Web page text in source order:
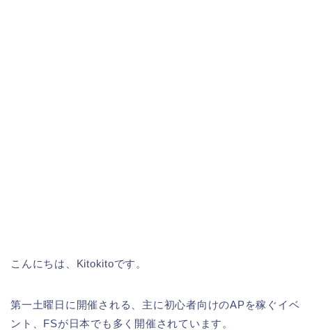
こんにちは、Kitokitoです。
第一土曜日に開催される、主に初心者向けのAPを稼ぐイベ
ント、FSが日本でも多く開催されています。